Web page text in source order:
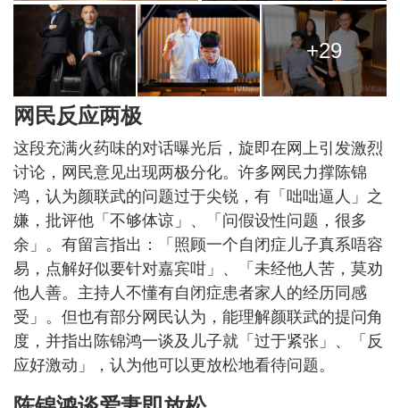
+29
网民反应两极
这段充满火药味的对话曝光后，旋即在网上引发激烈
讨论，网民意见出现两极分化。许多网民力撑陈锦
鸿，认为颜联武的问题过于尖锐，有「咄咄逼人」之
嫌，批评他「不够体谅」、「问假设性问题，很多
余」。有留言指出：「照顾一个自闭症儿子真系唔容
易，点解好似要针对嘉宾咁」、「未经他人苦，莫劝
他人善。主持人不懂有自闭症患者家人的经历同感
受」。但也有部分网民认为，能理解颜联武的提问角
度，并指出陈锦鸿一谈及儿子就「过于紧张」、「反
应好激动」，认为他可以更放松地看待问题。